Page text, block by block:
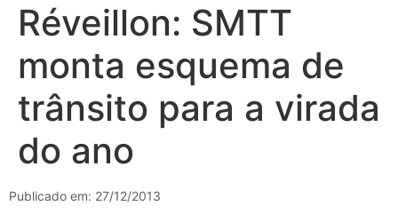
Réveillon: SMTT
monta esquema de
trânsito para a virada
do ano
Publicado em: 27/12/2013